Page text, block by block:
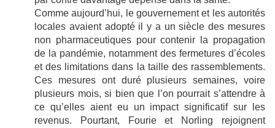
Comme aujourd’hui, le gouvernement et les autorités
locales avaient adopté il y a un siècle des mesures
non pharmaceutiques pour contenir la propagation
de la pandémie, notamment des fermetures d’écoles
et des limitations dans la taille des rassemblements.
Ces mesures ont duré plusieurs semaines, voire
plusieurs mois, si bien que l’on pourrait s’attendre à
ce qu’elles aient eu un impact significatif sur les
revenus. Pourtant, Fourie et Norling rejoignent